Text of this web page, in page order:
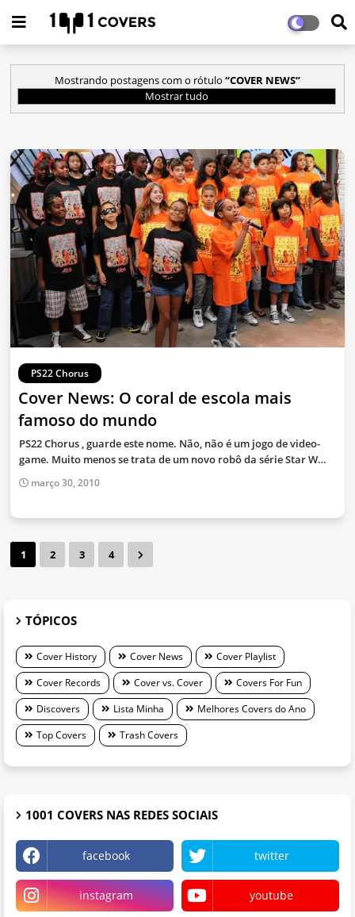
Mostrando postagens com o rótulo COVER NEWS
Mostrar tudo
PS22 Chorus
Cover News: O coral de escola mais
famoso do mundo
PS22 Chorus , guarde este nome. Não, não é um jogo de video-
game. Muito menos se trata de um novo robô da série Star W…
março 30, 2010
1 2 3 4
TÓPICOS
Cover History Cover News
Cover Playlist
Cover Records
Cover vs. Cover
Covers For Fun
Discovers
Lista Minha
Melhores Covers do Ano
Top Covers
Trash Covers
1001 COVERS NAS REDES SOCIAIS
facebook twitter
instagram youtube